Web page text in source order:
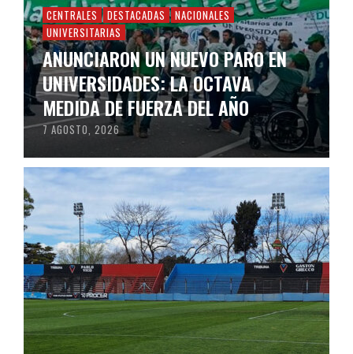
CENTRALES DESTACADAS
NACIONALES
UNIVERSITARIAS
ANUNCIARON UN NUEVO PARO EN
UNIVERSIDADES: LA OCTAVA
MEDIDA DE FUERZA DEL AÑO
7 AGOSTO, 2026